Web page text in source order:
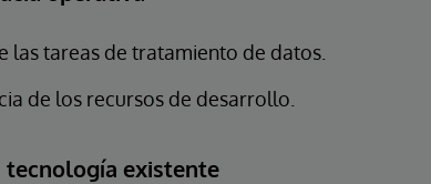
las tareas de tratamiento de datos.
de los recursos de desarrollo.
existente